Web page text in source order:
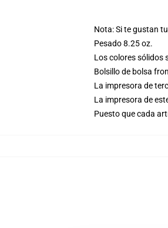
Nota: Si te gustan
Pesado 8.25 oz.
Los colores sólidos
Bolsillo de bolsa
La impresora de
La impresora de
Puesto que cada